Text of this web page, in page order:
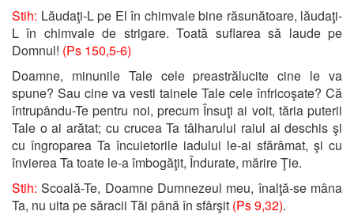
Stih: Lăudaţi-L pe El în chimvale bine răsunătoare, lăudaţi-
L în chimvale de strigare. Toată suflarea să laude pe
Domnul! (Ps 150,5-6)
Doamne, minunile Tale cele preastrălucite cine le va
spune? Sau cine va vesti tainele Tale cele înfricoşate? Că
întrupându-Te pentru noi, precum Însuţi ai voit, tăria puterii
Tale o ai arătat; cu crucea Ta tâlharului raiul ai deschis şi
cu îngroparea Ta încuietorile iadului le-ai sfărâmat, şi cu
învierea Ta toate le-a îmbogăţit, Îndurate, mărire Ţie.
Stih: Scoală-Te, Doamne Dumnezeul meu, înalţă-se mâna
Ta, nu uita pe săracii Tăi până în sfârşit (Ps 9,32).